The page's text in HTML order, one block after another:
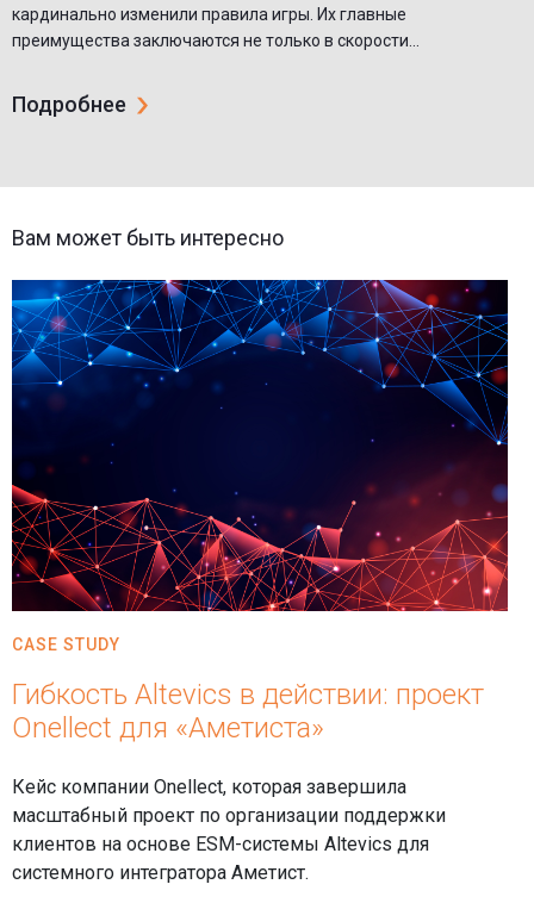
кардинально изменили правила игры. Их главные
преимущества заключаются не только в скорости...
Подробнее
Вам может быть интересно
CASE STUDY
Гибкость Altevics в действии: проект
Onellect для «Аметиста»
Кейс компании Onellect, которая завершила
масштабный проект по организации поддержки
клиентов на основе ESM-системы Altevics для
системного интегратора Аметист.